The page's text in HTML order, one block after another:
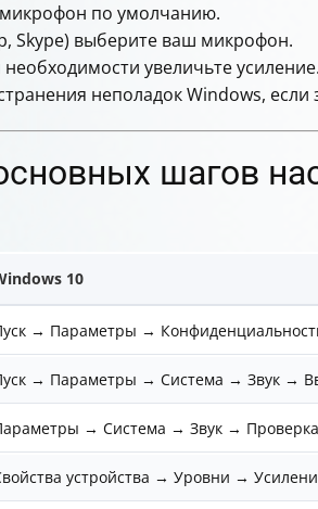
по умолчанию.
Skype) выберите ваш микрофон.
увеличьте усиление.
неполадок Windows, если
шагов
10
→ Параметры →
→ Параметры → Система → Звук →
→ Система → Звук →
устройства → Уровни →